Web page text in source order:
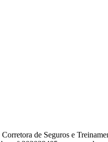
de Seguros e